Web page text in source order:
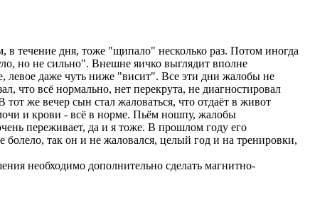
течение дня, тоже "щипало" несколько раз. Потом иногда
но не сильно". Внешне яичко выглядит вполне
левое даже чуть ниже "висит". Все эти дни жалобы не
что всё нормально, нет перекрута, не диагностировал
же вечер сын стал жаловаться, что отдаёт в живот
и крови - всё в норме. Пьём ношпу, жалобы
переживает, да и я тоже. В прошлом году его
так он и не жаловался, целый год и на тренировки,
необходимо дополнительно сделать магнитно-